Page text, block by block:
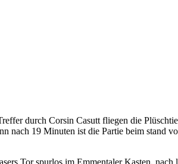
durch Corsin Casutt fliegen die
nach 19 Minuten ist die Partie beim stand
Tor spurlos im Emmentaler Kasten, nach